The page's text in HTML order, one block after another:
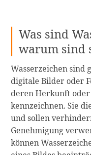
Die
App
zum
Zuschneiden
und
Einfügen
von
Fo
weiterlesen
Was sind
warum sind
Wasserzeichen sind
digitale Bilder oder
deren Herkunft
kennzeichnen. Sie
und sollen
Genehmigung
können